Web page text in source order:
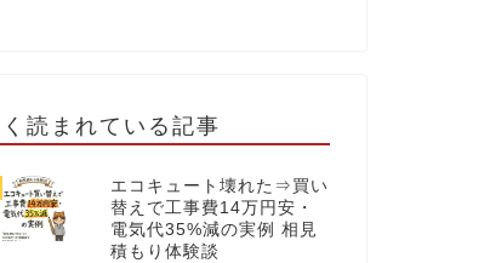
読まれている記事
エコキュート壊れた⇒買い
替えで工事費14万円安・
電気代35%減の実例 相見
積もり体験談